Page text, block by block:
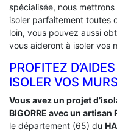
spécialisée, nous
isoler parfaitement toutes
loin, vous pouvez aussi
vous aideront à isoler vos
PROFITEZ
ISOLER VOS
Vous avez un projet
BIGORRE avec un artisan
le département (65) du